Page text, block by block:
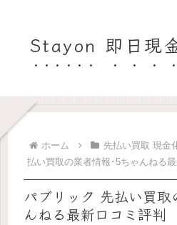
Stayon 即日現
ホーム 先払い買取 現金
払い買取の業者情報･5ちゃんねる
パブリック 先払い買取
んねる最新口コミ評判